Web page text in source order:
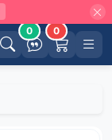
0 0